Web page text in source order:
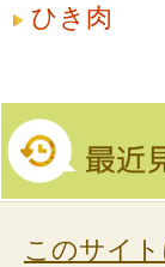
ひき肉
このサイ